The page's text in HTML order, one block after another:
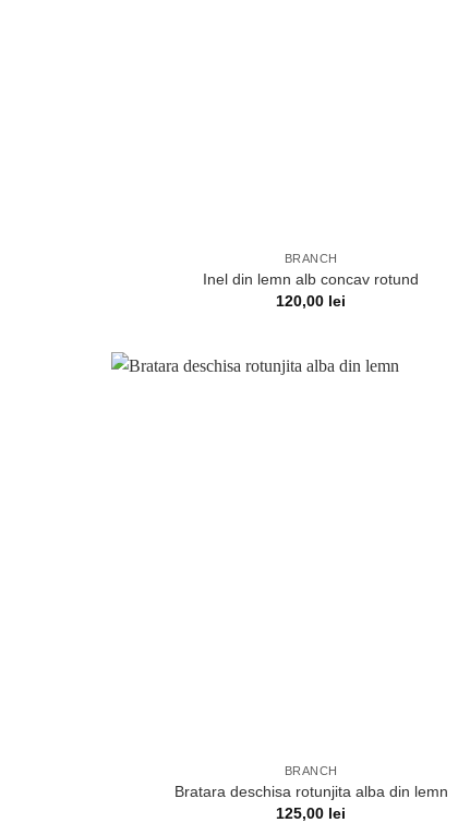
BRANCH
Inel din lemn alb concav rotund
120,00 lei
BRANCH
Bratara deschisa rotunjita alba din lemn
125,00 lei